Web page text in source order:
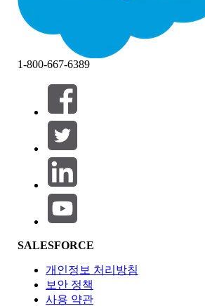
필터 (0)
필터 선택
제품 영역
기능 영향
1-800-667-6389
SALESFORCE
개인정보 처리방침
보안 정책
사용 약관